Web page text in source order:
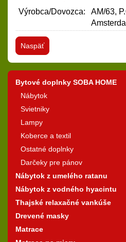
Výrobca/Dovozca:
AM/63,
Naspäť
Bytové doplnky SOBA HOME
Nábytok
Svietniky
Lampy
Koberce a textil
Ostatné doplnky
Darčeky pre pánov
Nábytok z umelého ratanu
Nábytok z vodného hyacintu
Thajské relaxačné vankúše
Drevené masky
Matrace